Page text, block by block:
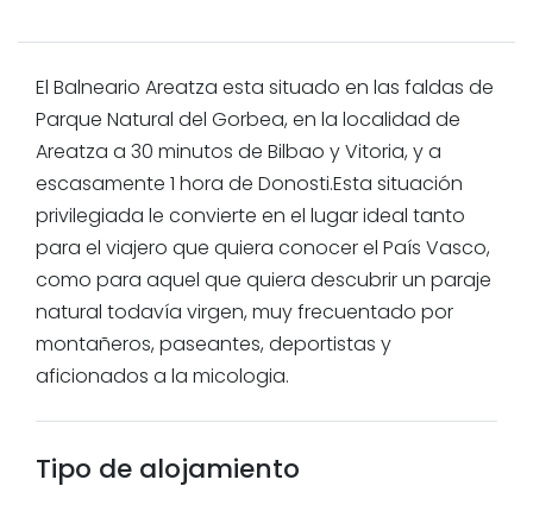
El Balneario Areatza esta situado en las faldas de
Parque Natural del Gorbea, en la localidad de
Areatza a 30 minutos de Bilbao y Vitoria, y a
escasamente 1 hora de Donosti.Esta situación
privilegiada le convierte en el lugar ideal tanto
para el viajero que quiera conocer el País Vasco,
como para aquel que quiera descubrir un paraje
natural todavía virgen, muy frecuentado por
montañeros, paseantes, deportistas y
aficionados a la micologia.
Tipo de alojamiento